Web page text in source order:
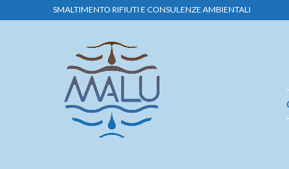
SMALTIMENTO RIFIUTI E CONSULENZE AMBIENTALI